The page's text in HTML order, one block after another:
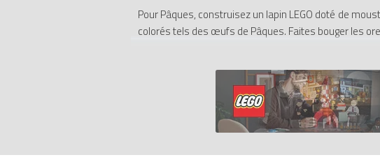
Pour Pâques, construisez un lapin LEGO doté de
colorés tels des œufs de Pâques. Faites bouger les
- Comprend un panier, des tenons LEGO en forme
- Faites bouger les oreilles et les moustaches du lapin !
- Attachez le panier en briques LEGO aux pattes du
- Un formidable complément pour votre panier de
LEGO Pâques 40053 Le lapin de
LEGO.